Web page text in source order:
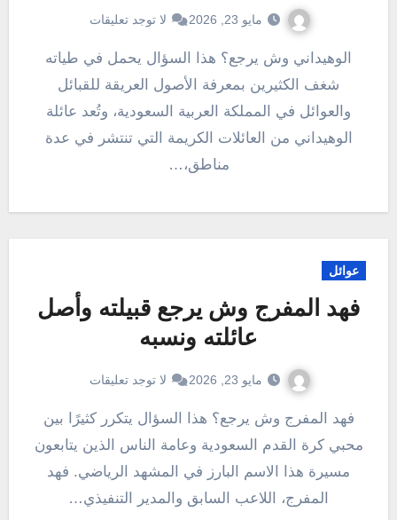
مايو 23, 2026 لا توجد تعليقات
شغف الكثيرين بمعرفة الأصول العريقة للقبائل
والعوائل في المملكة العربية السعودية، وتُعد عائلة
الوهيداني من العائلات الكريمة التي تنتشر في عدة
مناطق،…
عوائل
فهد المفرج وش يرجع قبيلته وأصل
عائلته ونسبه
مايو 23, 2026 لا توجد تعليقات
فهد المفرج وش يرجع؟ هذا السؤال يتكرر كثيرًا بين
محبي كرة القدم السعودية وعامة الناس الذين يتابعون
مسيرة هذا الاسم البارز في المشهد الرياضي. فهد
المفرج، اللاعب السابق والمدير التنفيذي…